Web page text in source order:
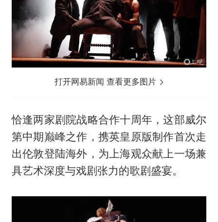
打开网易新闻 查看更多图片
恰逢两家剧院战略合作十周年，这部威尔
第中期巅峰之作，携英皇原版制作首次走
出伦敦登陆海外，为上海观众献上一场兼
具艺术深度与戏剧张力的歌剧盛宴。